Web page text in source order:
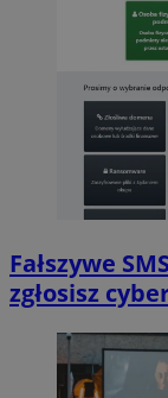
Fałszywe
zgłosisz